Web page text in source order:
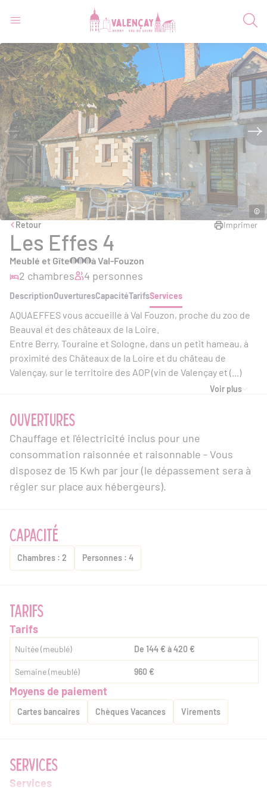
©
Retour Imprimer
Les Effes 4
Meublé et Gîte à Val-Fouzon
2 chambres 4 personnes
DescriptionOuverturesCapacitéTarifsServices
AQUAEFFES vous accueille à Val Fouzon, proche du zoo de
Beauval et des châteaux de la Loire.
Entre Berry, Touraine et Sologne, dans un petit hameau, à
proximité des Châteaux de la Loire et du château de
Valençay, sur le territoire des AOP (vin de Valençay et (...)
Voir plus
OUVERTURES
Chauffage et l'électricité inclus pour une
consommation raisonnée et raisonnable - Vous
disposez de 15 Kwh par jour (le dépassement sera à
régler sur place aux hébergeurs).
CAPACITÉ
Chambres : 2 Personnes : 4
TARIFS
Tarifs
Nuitée (meublé) De 144 € à 420 €
Semaine (meublé) 960 €
Moyens de paiement
Cartes bancaires Chèques Vacances Virements
SERVICES
Services